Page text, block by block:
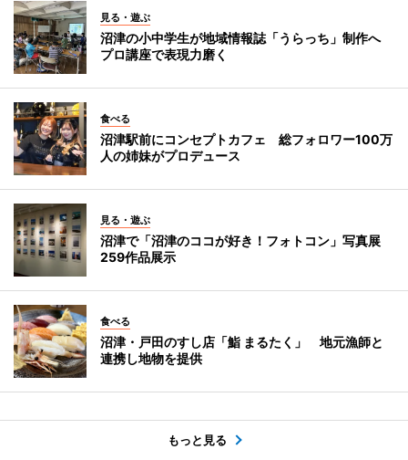
見る・遊ぶ
沼津の小中学生が地域情報誌「うらっち」制作へ
プロ講座で表現力磨く
食べる
沼津駅前にコンセプトカフェ 総フォロワー100万
人の姉妹がプロデュース
見る・遊ぶ
沼津で「沼津のココが好き！フォトコン」写真展
259作品展示
食べる
沼津・戸田のすし店「鮨 まるたく」 地元漁師と
連携し地物を提供
もっと見る